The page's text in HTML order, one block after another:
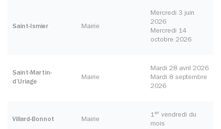
Saint-Ismier Mairie
Mercredi 3 juin
2026
Mercredi 14
octobre 2026
Saint-Martin-
d’Uriage
Mairie
Mardi 28 avril 2026
Mardi 8 septembre
2026
Villard-Bonnot Mairie
1er vendredi du
mois